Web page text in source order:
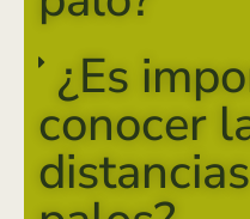
¿Es
conocer